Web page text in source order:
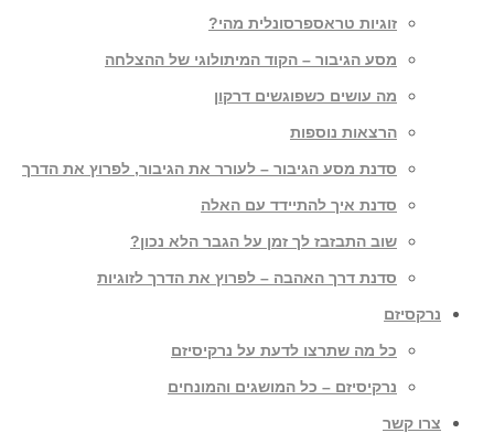
זוגיות טראספרסונלית מהי?
מסע הגיבור – הקוד המיתולוגי של ההצלחה
מה עושים כשפוגשים דרקון
הרצאות נוספות
סדנת מסע הגיבור – לעורר את הגיבור, לפרוץ את הדרך
סדנת איך להתיידד עם האלה
שוב התבזבז לך זמן על הגבר הלא נכון?
סדנת דרך האהבה – לפרוץ את הדרך לזוגיות
נרקסיזם
כל מה שתרצו לדעת על נרקיסיזם
נרקיסיזם – כל המושגים והמונחים
צרו קשר